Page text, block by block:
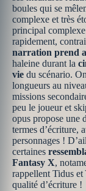
boules qui se
complexe et très
principal complexe
rapidement,
narration prend
haleine durant la
vie du scénario.
longueurs au
missions
peu le joueur et
opus propose une
termes d’écriture,
personnages !
certaines
Fantasy X,
rappellent Tidus et
qualité d’écriture !